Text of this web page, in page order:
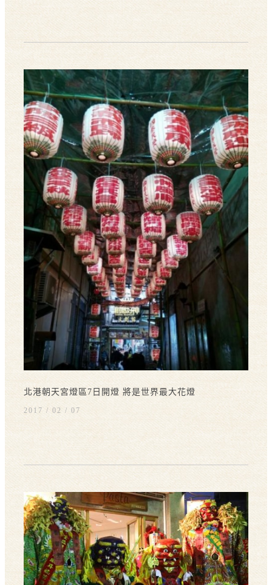
北港朝天宮燈區7日開燈 將是世界最大花燈
2017 / 02 07